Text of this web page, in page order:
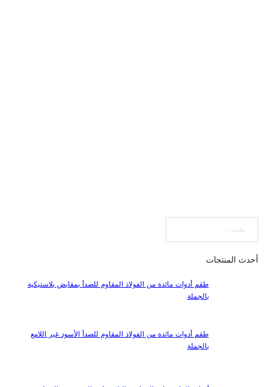
أحدث المنتجات
طقم أدوات مائدة من الفولاذ المقاوم للصدأ بمقابض بلاستيكية
بالجملة
طقم أدوات مائدة من الفولاذ المقاوم للصدأ الأسود غير اللامع
بالجملة